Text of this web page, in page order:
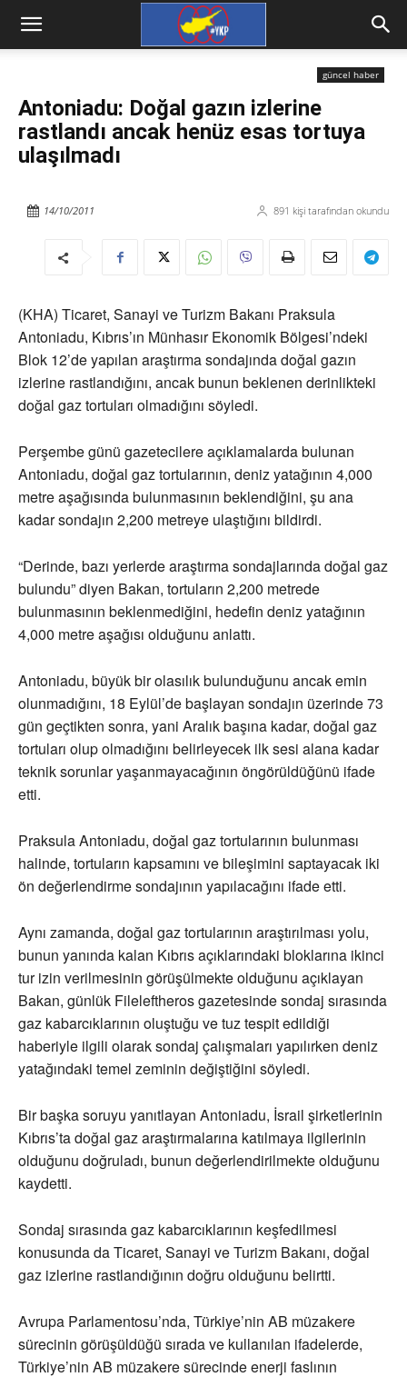
güncel haber
Antoniadu: Doğal gazın izlerine
rastlandı ancak henüz esas tortuya
ulaşılmadı
891 kişi tarafından okundu
14/10/2011
(KHA) Ticaret, Sanayi ve Turizm Bakanı Praksula
Antoniadu, Kıbrıs’ın Münhasır Ekonomik Bölgesi’ndeki
Blok 12’de yapılan araştırma sondajında doğal gazın
izlerine rastlandığını, ancak bunun beklenen derinlikteki
doğal gaz tortuları olmadığını söyledi.
Perşembe günü gazetecilere açıklamalarda bulunan
Antoniadu, doğal gaz tortularının, deniz yatağının 4,000
metre aşağısında bulunmasının beklendiğini, şu ana
kadar sondajın 2,200 metreye ulaştığını bildirdi.
“Derinde, bazı yerlerde araştırma sondajlarında doğal gaz
bulundu” diyen Bakan, tortuların 2,200 metrede
bulunmasının beklenmediğini, hedefin deniz yatağının
4,000 metre aşağısı olduğunu anlattı.
Antoniadu, büyük bir olasılık bulunduğunu ancak emin
olunmadığını, 18 Eylül’de başlayan sondajın üzerinde 73
gün geçtikten sonra, yani Aralık başına kadar, doğal gaz
tortuları olup olmadığını belirleyecek ilk sesi alana kadar
teknik sorunlar yaşanmayacağının öngörüldüğünü ifade
etti.
Praksula Antoniadu, doğal gaz tortularının bulunması
halinde, tortuların kapsamını ve bileşimini saptayacak iki
ön değerlendirme sondajının yapılacağını ifade etti.
Aynı zamanda, doğal gaz tortularının araştırılması yolu,
bunun yanında kalan Kıbrıs açıklarındaki bloklarına ikinci
tur izin verilmesinin görüşülmekte olduğunu açıklayan
Bakan, günlük Fileleftheros gazetesinde sondaj sırasında
gaz kabarcıklarının oluştuğu ve tuz tespit edildiği
haberiyle ilgili olarak sondaj çalışmaları yapılırken deniz
yatağındaki temel zeminin değiştiğini söyledi.
Bir başka soruyu yanıtlayan Antoniadu, İsrail şirketlerinin
Kıbrıs’ta doğal gaz araştırmalarına katılmaya ilgilerinin
olduğunu doğruladı, bunun değerlendirilmekte olduğunu
kaydetti.
Sondaj sırasında gaz kabarcıklarının keşfedilmesi
konusunda da Ticaret, Sanayi ve Turizm Bakanı, doğal
gaz izlerine rastlandığının doğru olduğunu belirtti.
Avrupa Parlamentosu’nda, Türkiye’nin AB müzakere
sürecinin görüşüldüğü sırada ve kullanılan ifadelerde,
Türkiye’nin AB müzakere sürecinde enerji faslının